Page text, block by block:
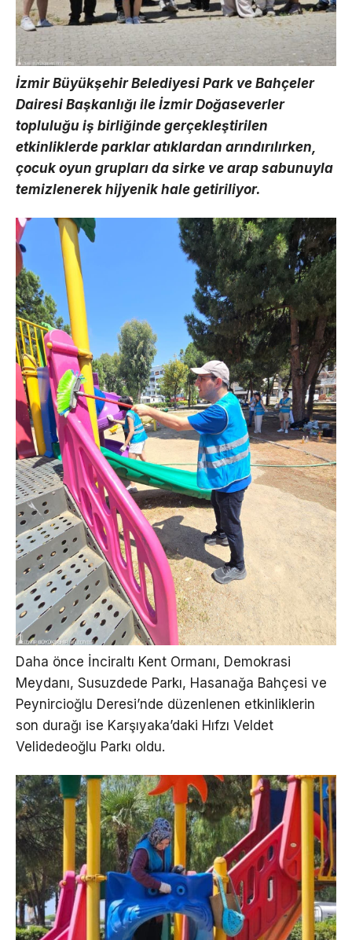
İzmir Büyükşehir Belediyesi Park ve Bahçeler
Dairesi Başkanlığı ile İzmir Doğaseverler
topluluğu iş birliğinde gerçekleştirilen
etkinliklerde parklar atıklardan arındırılırken,
çocuk oyun grupları da sirke ve arap sabunuyla
temizlenerek hijyenik hale getiriliyor.
Daha önce İnciraltı Kent Ormanı, Demokrasi
Meydanı, Susuzdede Parkı, Hasanağa Bahçesi ve
Peynircioğlu Deresi’nde düzenlenen etkinliklerin
son durağı ise Karşıyaka’daki Hıfzı Veldet
Velidedeoğlu Parkı oldu.